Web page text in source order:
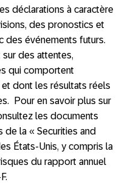
déclarations à caractère
des pronostics et
des événements futurs.
sur des attentes,
qui comportent
dont les résultats réels
Pour en savoir plus sur
les documents
la « Securities and
États-Unis, y compris la
du rapport annuel